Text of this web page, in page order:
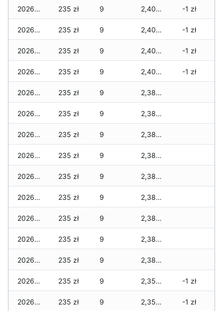
2026-04-01 235 zł 9 2,405 zł -1 zł
2026-03-31 235 zł 9 2,405 zł -1 zł
2026-03-30 235 zł 9 2,405 zł -1 zł
2026-03-29 235 zł 9 2,405 zł -1 zł
2026-03-28 235 zł 9 2,380 zł
2026-03-27 235 zł 9 2,380 zł
2026-03-26 235 zł 9 2,380 zł
2026-03-25 235 zł 9 2,380 zł
2026-03-24 235 zł 9 2,380 zł
2026-03-23 235 zł 9 2,380 zł
2026-03-22 235 zł 9 2,380 zł
2026-03-21 235 zł 9 2,380 zł
2026-03-20 235 zł 9 2,380 zł
2026-03-19 235 zł 9 2,355 zł -1 zł
2026-03-18 235 zł 9 2,355 zł -1 zł